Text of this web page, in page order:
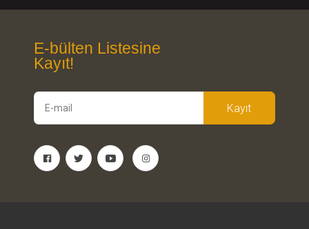
E-bülten Listesine
Kayıt!
Kayıt